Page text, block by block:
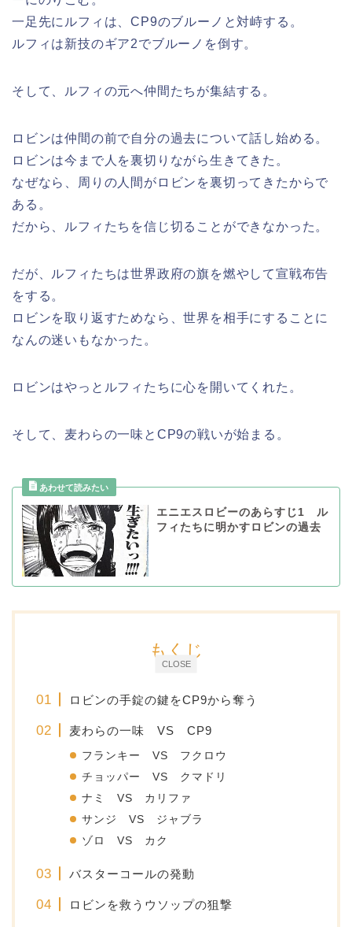
一足先にルフィは、CP9のブルーノと対峙する。
ルフィは新技のギア2でブルーノを倒す。
そして、ルフィの元へ仲間たちが集結する。
ロビンは仲間の前で自分の過去について話し始める。
ロビンは今まで人を裏切りながら生きてきた。
なぜなら、周りの人間がロビンを裏切ってきたからで
ある。
だから、ルフィたちを信じ切ることができなかった。
だが、ルフィたちは世界政府の旗を燃やして宣戦布告
をする。
ロビンを取り返すためなら、世界を相手にすることに
なんの迷いもなかった。
ロビンはやっとルフィたちに心を開いてくれた。
そして、麦わらの一味とCP9の戦いが始まる。
エニエスロビーのあらすじ1 ル
フィたちに明かすロビンの過去
CLOSE
もくじ
ロビンの手錠の鍵をCP9から奪う
麦わらの一味 VS CP9
フランキー VS フクロウ
チョッパー VS クマドリ
ナミ VS カリファ
サンジ VS ジャブラ
ゾロ VS カク
バスターコールの発動
ロビンを救うウソップの狙撃